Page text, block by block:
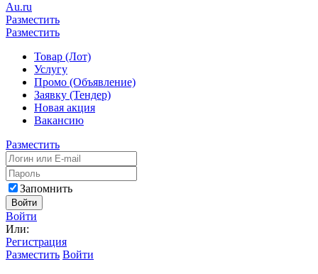
Au.ru
Разместить
Разместить
Товар (Лот)
Услугу
Промо (Объявление)
Заявку (Тендер)
Новая акция
Вакансию
Разместить
Запомнить
Войти
Войти
Или:
Регистрация
Разместить Войти